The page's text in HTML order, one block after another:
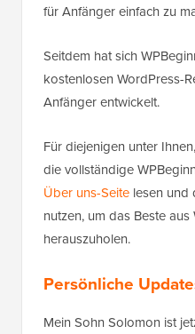
für Anfänger einfach zu
Seitdem hat sich
kostenlosen WordPress-
Anfänger entwickelt.
Für diejenigen unter
die vollständige
Über uns-Seite lesen und
nutzen, um das Beste aus
herauszuholen.
Persönliche
Mein Sohn Solomon ist